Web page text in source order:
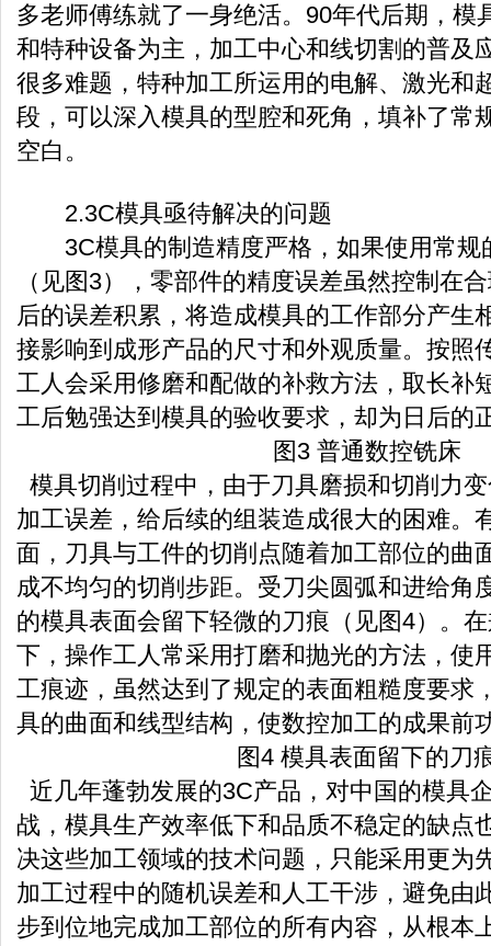
多老师傅练就了一身绝活。90年代后期，模
和特种设备为主，加工中心和线切割的普及
很多难题，特种加工所运用的电解、激光和
段，可以深入模具的型腔和死角，填补了常
空白。
2.3C模具亟待解决的问题
3C模具的制造精度严格，如果使用常规
（见图3），零部件的精度误差虽然控制在
后的误差积累，将造成模具的工作部分产生
接影响到成形产品的尺寸和外观质量。按照
工人会采用修磨和配做的补救方法，取长补
工后勉强达到模具的验收要求，却为日后的
图3 普通数控铣床
模具切削过程中，由于刀具磨损和切削力
加工误差，给后续的组装造成很大的困难。
面，刀具与工件的切削点随着加工部位的曲
成不均匀的切削步距。受刀尖圆弧和进给角
的模具表面会留下轻微的刀痕（见图4）。
下，操作工人常采用打磨和抛光的方法，使
工痕迹，虽然达到了规定的表面粗糙度要求
具的曲面和线型结构，使数控加工的成果前
图4 模具表面留下的刀
近几年蓬勃发展的3C产品，对中国的模具
战，模具生产效率低下和品质不稳定的缺点
决这些加工领域的技术问题，只能采用更为
加工过程中的随机误差和人工干涉，避免由
步到位地完成加工部位的所有内容，从根本